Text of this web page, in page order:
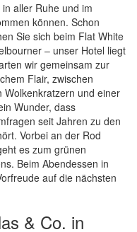
aller Ruhe und im
können. Schon
Sie sich beim Flat White
– unser Hotel liegt
wir gemeinsam zur
Flair, zwischen
Wolkenkratzern und einer
Wunder, dass
seit Jahren zu den
Vorbei an der Rod
es zum grünen
Beim Abendessen in
auf die nächsten
& Co. in